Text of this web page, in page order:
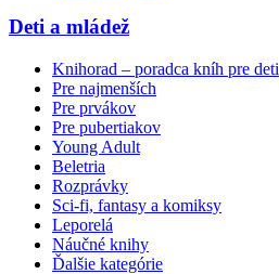
Deti a mládež
Knihorad – poradca kníh pre deti
Pre najmenších
Pre prvákov
Pre pubertiakov
Young Adult
Beletria
Rozprávky
Sci-fi, fantasy a komiksy
Leporelá
Náučné knihy
Ďalšie kategórie